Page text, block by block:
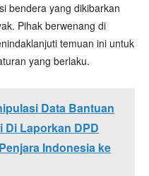
bendera yang dikibarkan
Pihak berwenang di
temuan ini untuk
yang berlaku.
Data Bantuan
Di Laporkan DPD
Indonesia ke